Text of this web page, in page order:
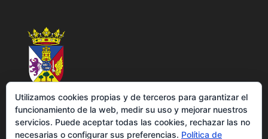
Utilizamos cookies propias y de terceros para garantizar el
funcionamiento de la web, medir su uso y mejorar nuestros
servicios. Puede aceptar todas las cookies, rechazar las no
necesarias o configurar sus preferencias. Política de